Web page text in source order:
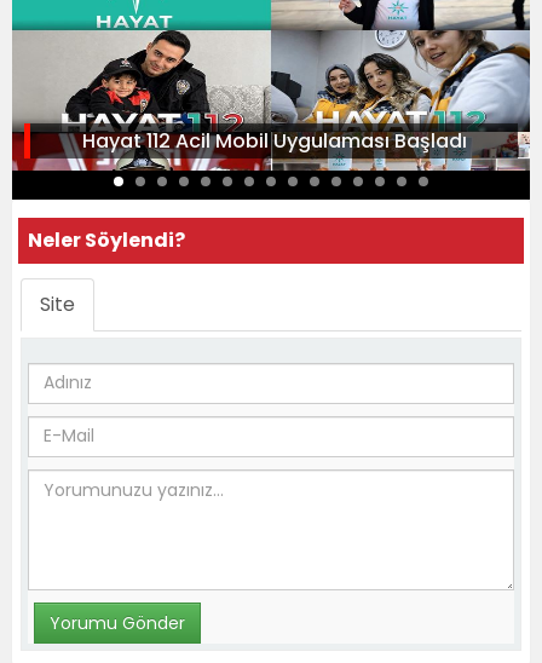
Hayat 112 Acil Mobil Uygulaması Başladı
Neler Söylendi?
Site